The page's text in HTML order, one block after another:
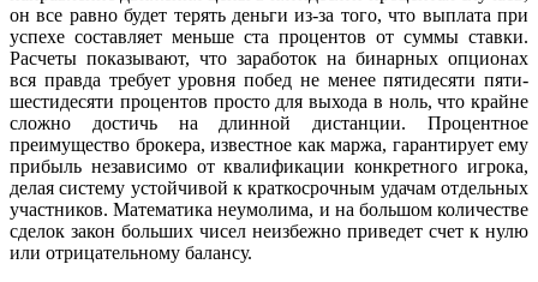
он все равно будет терять деньги из-за того, что выплата при
успехе составляет меньше ста процентов от суммы ставки.
Расчеты показывают, что заработок на бинарных опционах
вся правда требует уровня побед не менее пятидесяти пяти-
шестидесяти процентов просто для выхода в ноль, что крайне
сложно достичь на длинной дистанции. Процентное
преимущество брокера, известное как маржа, гарантирует ему
прибыль независимо от квалификации конкретного игрока,
делая систему устойчивой к краткосрочным удачам отдельных
участников. Математика неумолима, и на большом количестве
сделок закон больших чисел неизбежно приведет счет к нулю
или отрицательному балансу.